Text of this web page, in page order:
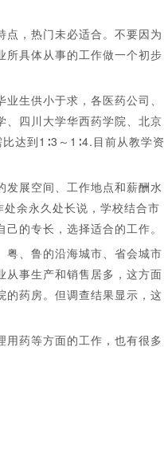
，热门未必适合。不要因为
所具体从事的工作做一个初步
生供小于求，各医药公司、
、四川大学华西药学院、北京
达到1∶3～1∶4.目前从教学资
展空间、工作地点和薪酬水
余永久处长说，学校结合市
的专长，选择适合的工作。
、鲁的沿海城市、省会城市
从事生产和销售居多，这方面
的药房。但调查结果显示，这
药等方面的工作，也有很多